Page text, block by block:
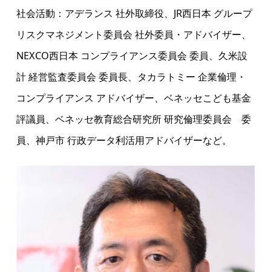
社会活動：アデランス 社外取締役、JR西日本 グループ
リスクマネジメント委員会 社外委員・アドバイザー、
NEXCO西日本 コンプライアンス委員会 委員、久米設
計 経営監査委員会 委員長、タカラトミー 企業倫理・
コンプライアンス アドバイザー、ベネッセこども基金
評議員、ベネッセ教育総合研究所 研究倫理委員会 委
員、神戸市 行政データ利活用アドバイザーなど。